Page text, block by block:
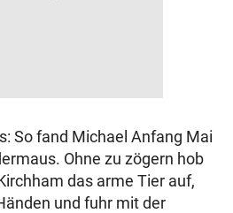
So fand Michael Anfang Mai
Ohne zu zögern hob
das arme Tier auf,
und fuhr mit der